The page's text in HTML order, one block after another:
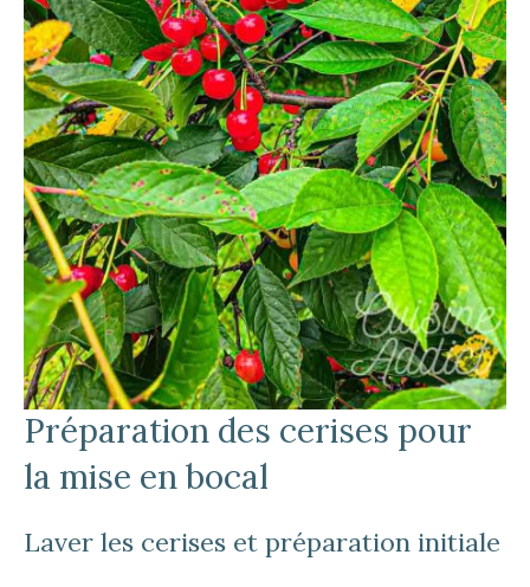
Préparation des cerises pour
la mise en bocal
Laver les cerises et préparation initiale